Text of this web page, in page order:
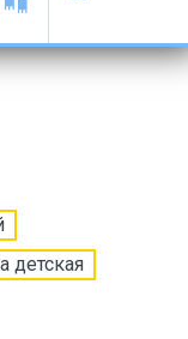
детская